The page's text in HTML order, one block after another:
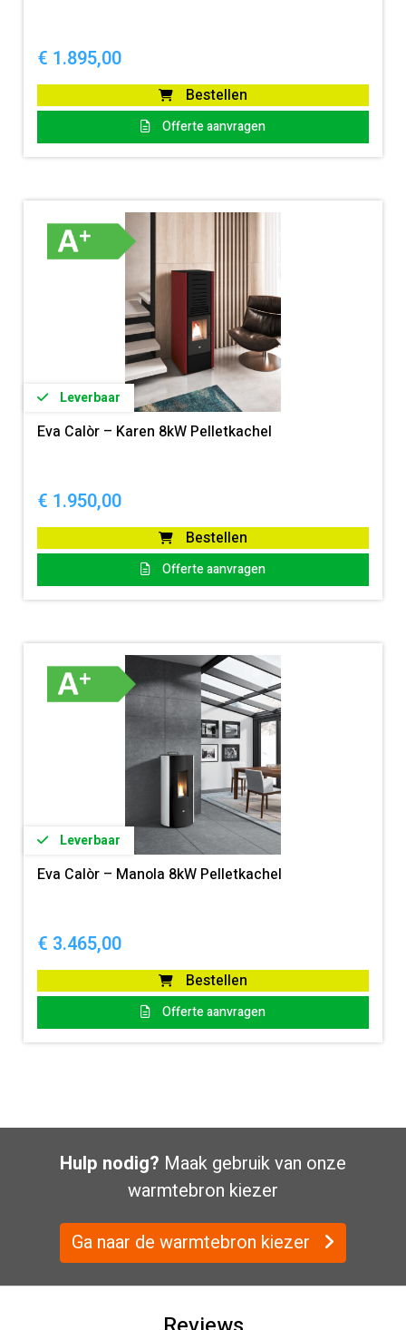
€ 1.895,00
Bestellen
Offerte aanvragen
Leverbaar
Eva Calòr – Karen 8kW Pelletkachel
€ 1.950,00
Bestellen
Offerte aanvragen
Leverbaar
Eva Calòr – Manola 8kW Pelletkachel
€ 3.465,00
Bestellen
Offerte aanvragen
Hulp nodig? Maak gebruik van onze
warmtebron kiezer
Ga naar de warmtebron kiezer